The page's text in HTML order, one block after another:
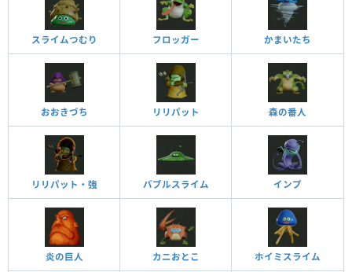
スライムつむり フロッガー かまいたち
おおきづち リリパット 森の番人
リリパット・強 バブルスライム インプ
炎の巨人 カニおとこ ホイミスライム